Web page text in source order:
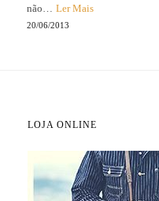
não… Ler Mais
20/06/2013
LOJA ONLINE